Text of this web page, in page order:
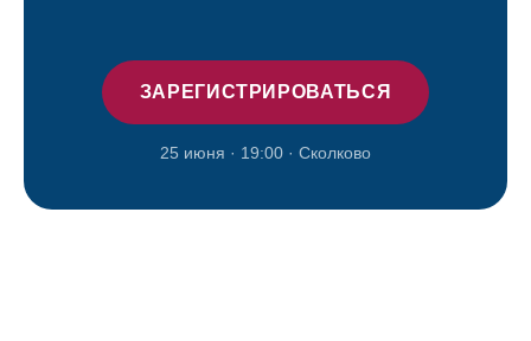
ЗАРЕГИСТРИРОВАТЬСЯ
25 июня · 19:00 · Сколково